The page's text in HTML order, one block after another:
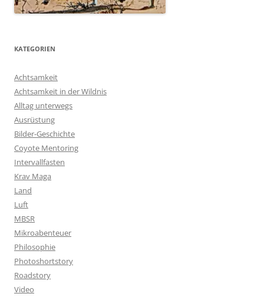
KATEGORIEN
Achtsamkeit
Achtsamkeit in der Wildnis
Alltag unterwegs
Ausrüstung
Bilder-Geschichte
Coyote Mentoring
Intervallfasten
Krav Maga
Land
Luft
MBSR
Mikroabenteuer
Philosophie
Photoshortstory
Roadstory
Video